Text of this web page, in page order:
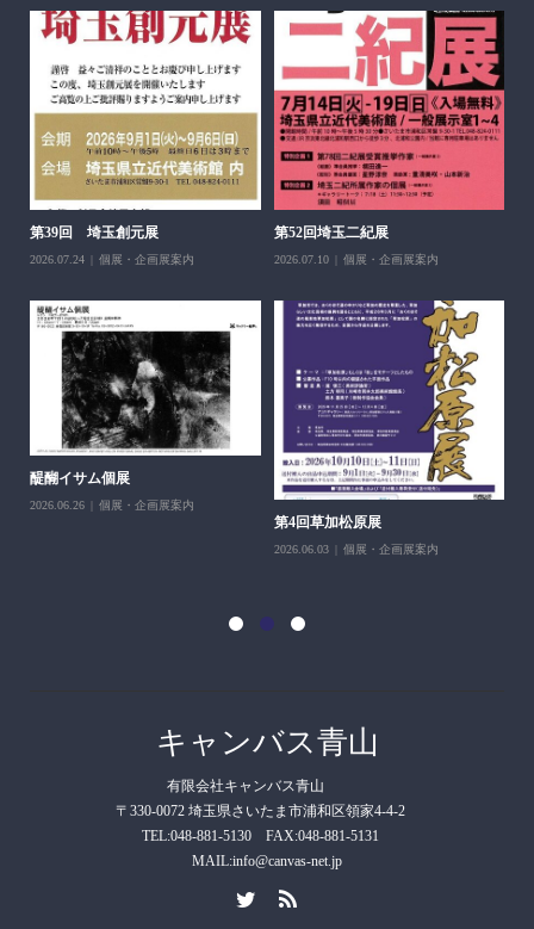
第39回 埼玉創元展
2026.07.24 個展・企画展案内
第52回埼玉二紀展
2026.07.10 個展・企画展案内
醍醐イサム個展
2026.06.26 個展・企画展案内
第4回草加松原展
2026.06.03 個展・企画展案内
キャンバス青山
有限会社キャンバス青山
〒330-0072 埼玉県さいたま市浦和区領家4-4-2
TEL:048-881-5130 FAX:048-881-5131
MAIL:info@canvas-net.jp